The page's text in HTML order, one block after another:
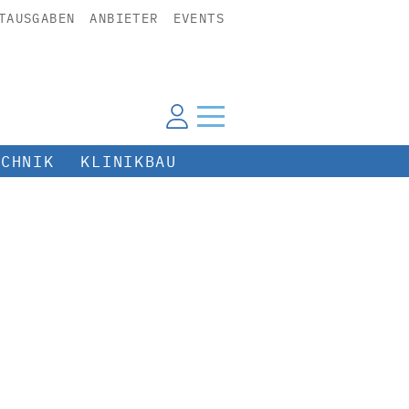
ANBIETER EVENTS
KLINIKBAU